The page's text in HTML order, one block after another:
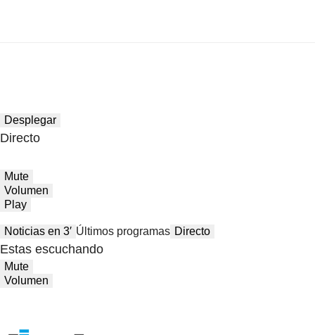
Desplegar
Directo
Mute
Volumen
Play
Noticias en 3′ Últimos programas Directo
Estas escuchando
Mute
Volumen